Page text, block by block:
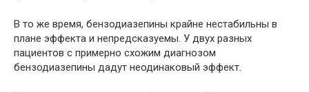
В то же время, бензодиазепины крайне нестабильны в
плане эффекта и непредсказуемы. У двух разных
пациентов с примерно схожим диагнозом
бензодиазепины дадут неодинаковый эффект.